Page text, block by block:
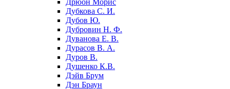
Дрюон Морис
Дубкова С. И.
Дубов Ю.
Дубровин Н. Ф.
Дуванова Е. В.
Дурасов В. А.
Дуров В.
Душенко К.В.
Дэйв Брум
Дэн Браун